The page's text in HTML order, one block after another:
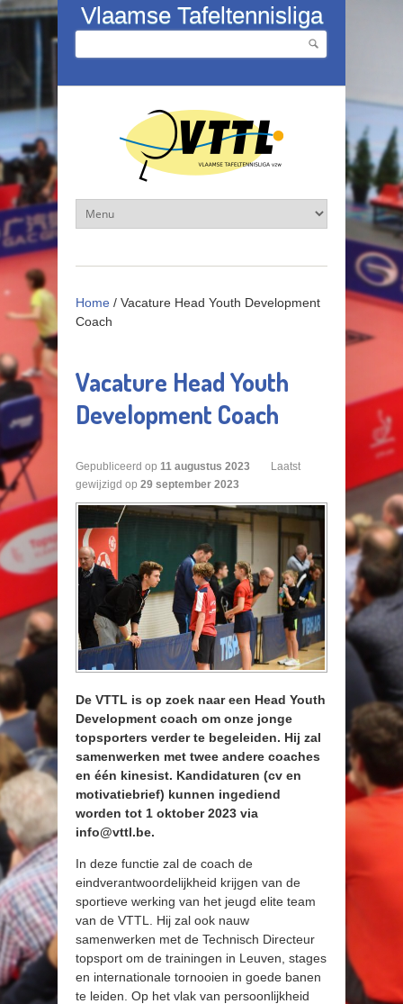
Overslaan en naar de inhoud gaan
Vlaamse Tafeltennisliga
Zoekveld
Home / Vacature Head Youth Development
Coach
Vacature Head Youth
Development Coach
Gepubliceerd op 11 augustus 2023
Laatst
gewijzigd op 29 september 2023
De VTTL is op zoek naar een Head Youth
Development coach om onze jonge
topsporters verder te begeleiden. Hij zal
samenwerken met twee andere coaches
en één kinesist. Kandidaturen (cv en
motivatiebrief) kunnen ingediend
worden tot 1 oktober 2023 via
info@vttl.be.
In deze functie zal de coach de
eindverantwoordelijkheid krijgen van de
sportieve werking van het jeugd elite team
van de VTTL. Hij zal ook nauw
samenwerken met de Technisch Directeur
topsport om de trainingen in Leuven, stages
en internationale tornooien in goede banen
te leiden. Op het vlak van persoonlijkheid